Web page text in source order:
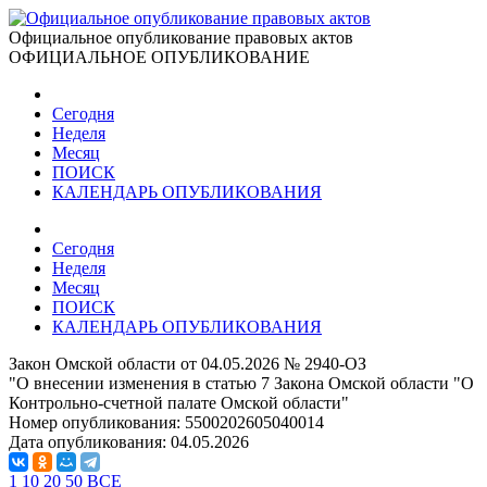
Официальное опубликование правовых актов
ОФИЦИАЛЬНОЕ ОПУБЛИКОВАНИЕ
Сегодня
Неделя
Месяц
ПОИСК
КАЛЕНДАРЬ ОПУБЛИКОВАНИЯ
Сегодня
Неделя
Месяц
ПОИСК
КАЛЕНДАРЬ ОПУБЛИКОВАНИЯ
Закон Омской области от 04.05.2026 № 2940-ОЗ
"О внесении изменения в статью 7 Закона Омской области "О
Контрольно-счетной палате Омской области"
Номер опубликования: 5500202605040014
Дата опубликования: 04.05.2026
1 10 20 50 ВСЕ